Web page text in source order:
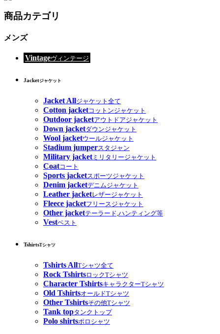
商品カテゴリ
メンズ
Vintageヴィンテージ
Jacketジャケット
Jacket Allジャケット全て
Cotton jacketコットンジャケット
Outdoor jacketアウトドアジャケット
Down jacketダウンジャケット
Wool jacketウールジャケット
Stadium jumperスタジャン
Military jacketミリタリージャケット
Coatコート
Sports jacketスポーツジャケット
Denim jacketデニムジャケット
Leather jacketレザージャケット
Fleece jacketフリースジャケット
Other jacketテーラード,ハンティング等
Vestベスト
TshirtsTシャツ
Tshirts AllTシャツ全て
Rock TshirtsロックTシャツ
Character TshirtsキャラクターTシャツ
Old TshirtsオールドTシャツ
Other Tshirtsその他Tシャツ
Tank topタンクトップ
Polo shirtsポロシャツ